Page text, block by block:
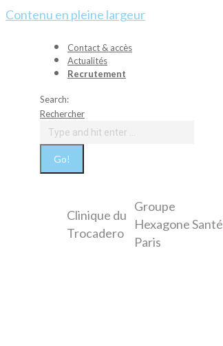
Contenu en pleine largeur
Contact & accès
Actualités
Recrutement
Search:
Rechercher
Clinique du
Trocadero
Groupe
Hexagone Santé
Paris